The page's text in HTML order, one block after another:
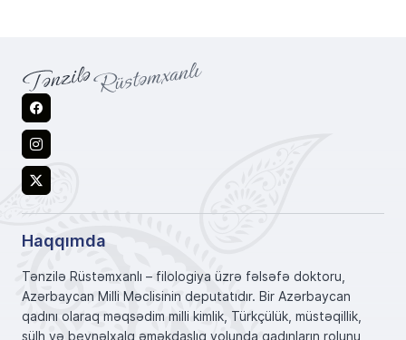
Facebook
Instagram
X
Haqqımda
Tənzilə Rüstəmxanlı – filologiya üzrə fəlsəfə doktoru,
Azərbaycan Milli Məclisinin deputatıdır. Bir Azərbaycan
qadını olaraq məqsədim milli kimlik, Türkçülük, müstəqillik,
sülh və beynəlxalq əməkdaşlıq yolunda qadınların rolunu